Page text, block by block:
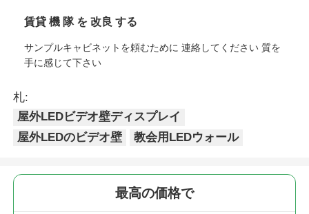
賃貸 機 隊 を 改良 する
サンプルキャビネットを頼むために 連絡してください 質を
手に感じて下さい
札:
屋外LEDビデオ壁ディスプレイ
屋外LEDのビデオ壁
教会用LEDウォール
最高の価格で